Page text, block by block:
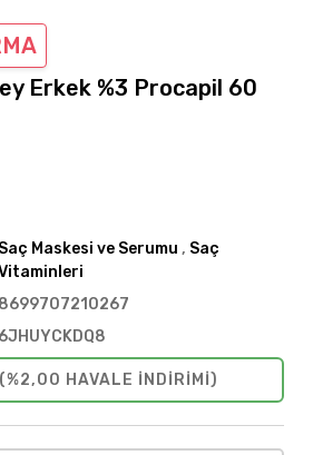
Erkek %3 Procapil 60
Saç Maskesi ve Serumu , Saç
8699707210267
6JHUYCKDQ8
HAVALE INDIRIMI)